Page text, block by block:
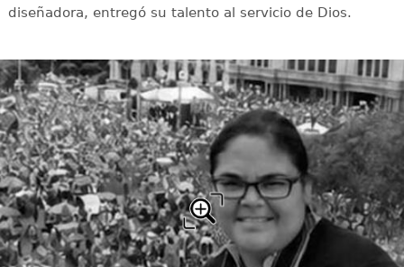
diseñadora, entregó su talento al servicio de Dios.